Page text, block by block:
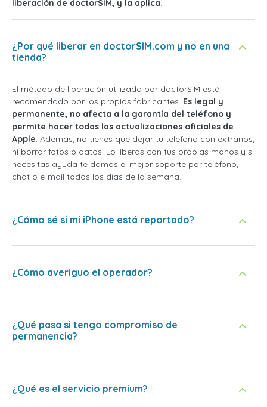
liberación de doctorSIM, y la aplica.
¿Por qué liberar en doctorSIM.com y no en una
tienda?
El método de liberación utilizado por doctorSIM está
recomendado por los propios fabricantes. Es legal y
permanente, no afecta a la garantía del teléfono y
permite hacer todas las actualizaciones oficiales de
Apple. Además, no tienes que dejar tu teléfono con extraños,
ni borrar fotos o datos. Lo liberas con tus propias manos y si
necesitas ayuda te damos el mejor soporte por teléfono,
chat o e-mail todos los días de la semana.
¿Cómo sé si mi iPhone está reportado?
¿Cómo averiguo el operador?
¿Qué pasa si tengo compromiso de
permanencia?
¿Qué es el servicio premium?